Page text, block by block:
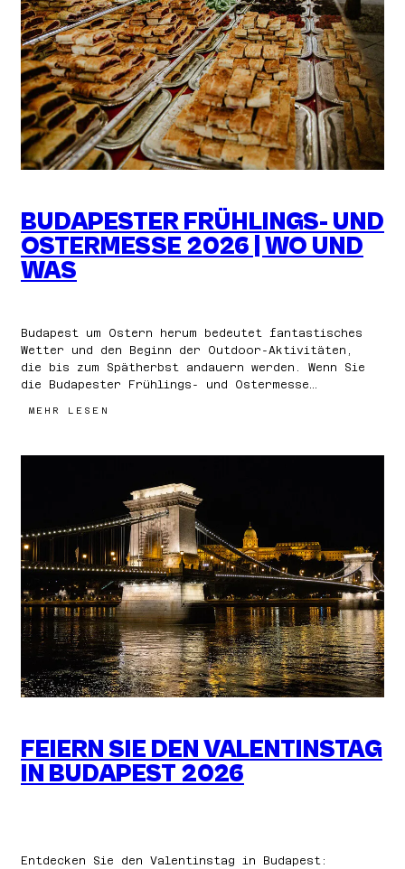
PERFEKTE
URLAUBSUNTERKUNFT
BUDAPESTER FRÜHLINGS- UND
OSTERMESSE 2026 | WO UND
WAS
Budapest um Ostern herum bedeutet fantastisches
Wetter und den Beginn der Outdoor-Aktivitäten,
die bis zum Spätherbst andauern werden. Wenn Sie
die Budapester Frühlings- und Ostermesse…
MEHR LESEN
UND
WAS
FEIERN SIE DEN VALENTINSTAG
IN BUDAPEST 2026
Entdecken Sie den Valentinstag in Budapest: